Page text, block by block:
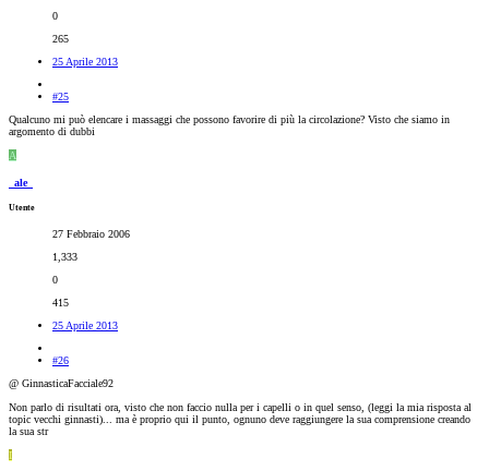
0
265
25 Aprile 2013
#25
Qualcuno mi può elencare i massaggi che possono favorire di più la circolazione? Visto che siamo in
argomento di dubbi
A
_ale_
Utente
27 Febbraio 2006
1,333
0
415
25 Aprile 2013
#26
@ GinnasticaFacciale92
Non parlo di risultati ora, visto che non faccio nulla per i capelli o in quel senso, (leggi la mia risposta al
topic vecchi ginnasti)... ma è proprio qui il punto, ognuno deve raggiungere la sua comprensione creando
la sua str
I